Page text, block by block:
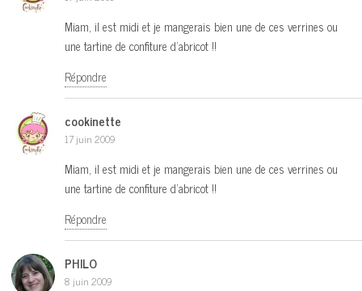
Miam, il est midi et je mangerais bien une de ces verrines ou
une tartine de confiture d’abricot !!
Répondre
cookinette
17 juin 2009
Miam, il est midi et je mangerais bien une de ces verrines ou
une tartine de confiture d’abricot !!
Répondre
PHILO
8 juin 2009